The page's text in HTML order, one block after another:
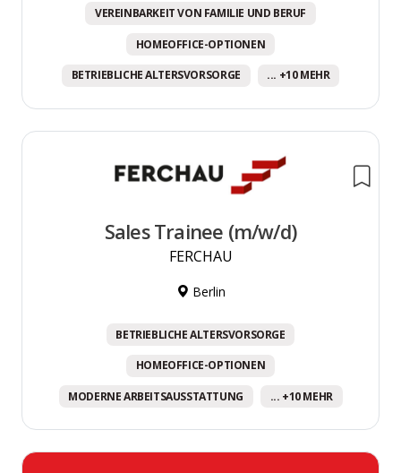
VEREINBARKEIT VON FAMILIE UND BERUF
HOMEOFFICE-OPTIONEN
BETRIEBLICHE ALTERSVORSORGE ... +10 MEHR
Sales Trainee (m/w/d)
FERCHAU
Berlin
BETRIEBLICHE ALTERSVORSORGE
HOMEOFFICE-OPTIONEN
MODERNE ARBEITSAUSSTATTUNG ... +10 MEHR